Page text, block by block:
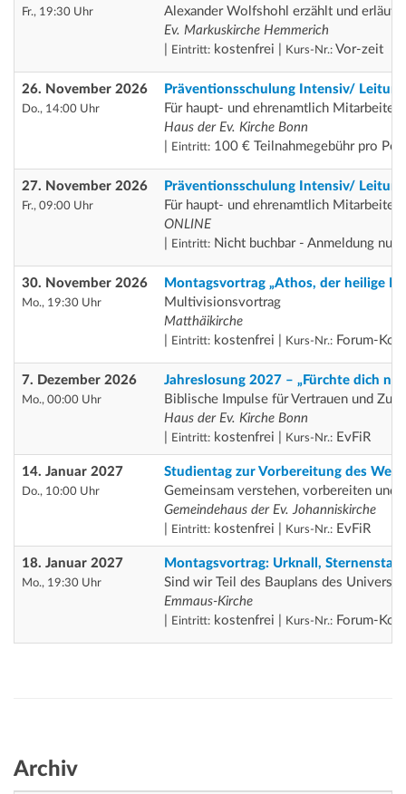
Fr., 19:30 Uhr
Alexander Wolfshohl erzählt und
Ev. Markuskirche Hemmerich
Eintritt: kostenfrei | Kurs-Nr.: Vor-zeit
26. November 2026
Do., 14:00 Uhr
Präventionsschulung Intensiv/
Für haupt- und ehrenamtlich
Haus der Ev. Kirche Bonn
Eintritt: 100 € Teilnahmegebühr pro
27. November 2026
Fr., 09:00 Uhr
Präventionsschulung Intensiv/
Für haupt- und ehrenamtlich
ONLINE
Eintritt: Nicht buchbar - Anmeldung nur
30. November 2026
Mo., 19:30 Uhr
Montagsvortrag „Athos, der heilige
Multivisionsvortrag
Matthäikirche
Eintritt: kostenfrei | Kurs-Nr.: Forum-
7. Dezember 2026
Mo., 00:00 Uhr
Jahreslosung 2027 – „Fürchte dich
Biblische Impulse für Vertrauen und
Haus der Ev. Kirche Bonn
Eintritt: kostenfrei | Kurs-Nr.: EvFiR
14. Januar 2027
Do., 10:00 Uhr
Studientag zur Vorbereitung des
Gemeinsam verstehen, vorbereiten und
Gemeindehaus der Ev. Johanniskirche
Eintritt: kostenfrei | Kurs-Nr.: EvFiR
18. Januar 2027
Mo., 19:30 Uhr
Montagsvortrag: Urknall,
Sind wir Teil des Bauplans des
Emmaus-Kirche
Eintritt: kostenfrei | Kurs-Nr.: Forum-
Archiv